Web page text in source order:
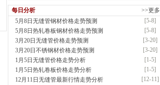
裂..
7小时前已更新资源
山东钛臻环球钢铁有限公司
现货供应：高压锅炉管，合金钢管，内螺纹无缝
管，材质..
8小时前已更新资源1098条
舞钢市恒沃钢铁贸易有限公司
现货供应：耐磨板| 优碳板|低合金板|风电钢板|海..
9分钟前 已更新资源483条 联系方式
每日分析
>>更多
5月8日无缝管钢材价格走势预测
[5-8]
5月8日热轧卷板钢材价格走势预测
[5-8]
3月20日无缝管价格走势预测
[3-20]
3月20日不锈钢材价格走势预测
[3-20]
1月5日无缝管价格走势分析
[1-5]
1月5日热轧卷板价格走势分析
[1-5]
12月11日无缝管最新行情走势分析
[12-11]